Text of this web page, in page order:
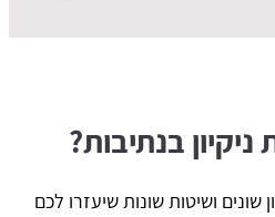
בנתיבות?
שונים ושיטות שונות שיעזרו לכם